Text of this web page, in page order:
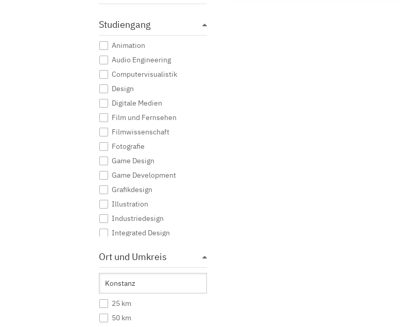
Studiengang
Animation
Audio Engineering
Computervisualistik
Design
Digitale Medien
Film und Fernsehen
Filmwissenschaft
Fotografie
Game Design
Game Development
Grafikdesign
Illustration
Industriedesign
Integrated Design
Journalismus
Kommunikationsdesign
Kommunikationswissenschaft
Kreatives Schreiben
Ort und Umkreis
25 km
50 km